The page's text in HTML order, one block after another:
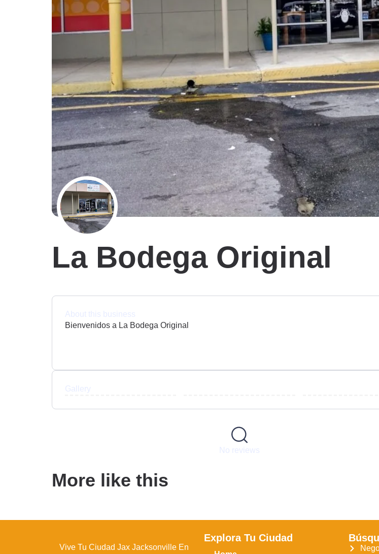
La Bodega Original
About this business
Bienvenidos a La Bodega Original
Gallery
No reviews
More like this
Vive Tu Ciudad Jax Jacksonville En
Explora Tu Ciudad